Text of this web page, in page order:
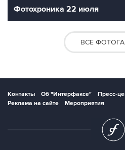
Фотохроника 22 июля
ВСЕ
Контакты Об "Интерфаксе" Пресс-
Реклама на сайте
Мероприятия